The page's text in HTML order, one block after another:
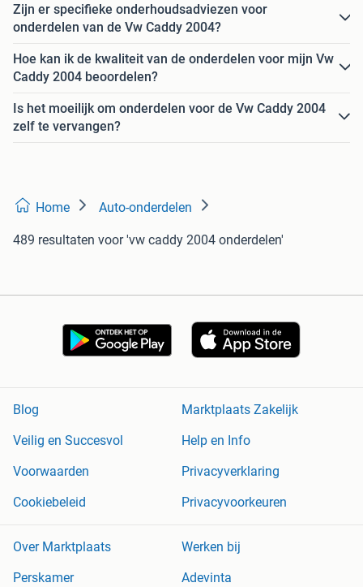
Zijn er specifieke onderhoudsadviezen voor
onderdelen van de Vw Caddy 2004?
Hoe kan ik de kwaliteit van de onderdelen voor mijn Vw
Caddy 2004 beoordelen?
Is het moeilijk om onderdelen voor de Vw Caddy 2004
zelf te vervangen?
Home Auto-onderdelen
489 resultaten voor 'vw caddy 2004 onderdelen'
Blog
Marktplaats Zakelijk
Veilig en Succesvol
Help en Info
Voorwaarden
Privacyverklaring
Cookiebeleid
Privacyvoorkeuren
Over Marktplaats
Werken bij
Perskamer
Adevinta